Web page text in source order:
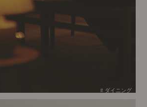
# ダイニング